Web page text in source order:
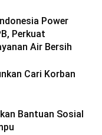
Power
Perkuat
Air Bersih
Cari Korban
Bantuan Sosial